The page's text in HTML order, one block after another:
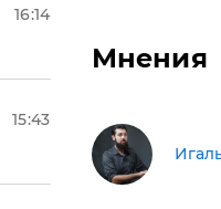
16:14
15:43
Мнения